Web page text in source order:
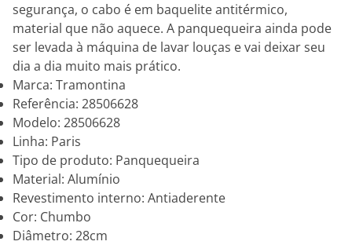
segurança, o cabo é em baquelite antitérmico,
material que não aquece. A panquequeira ainda pode
ser levada à máquina de lavar louças e vai deixar seu
dia a dia muito mais prático.
Marca: Tramontina
Referência: 28506628
Modelo: 28506628
Linha: Paris
Tipo de produto: Panquequeira
Material: Alumínio
Revestimento interno: Antiaderente
Cor: Chumbo
Diâmetro: 28cm